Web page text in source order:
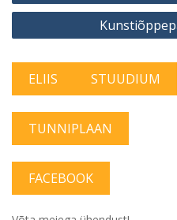
ELIIS STUUDIUM
TUNNIPLAAN
FACEBOOK